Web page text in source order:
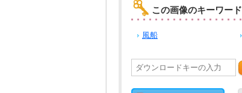
この画像のキーワード
風船